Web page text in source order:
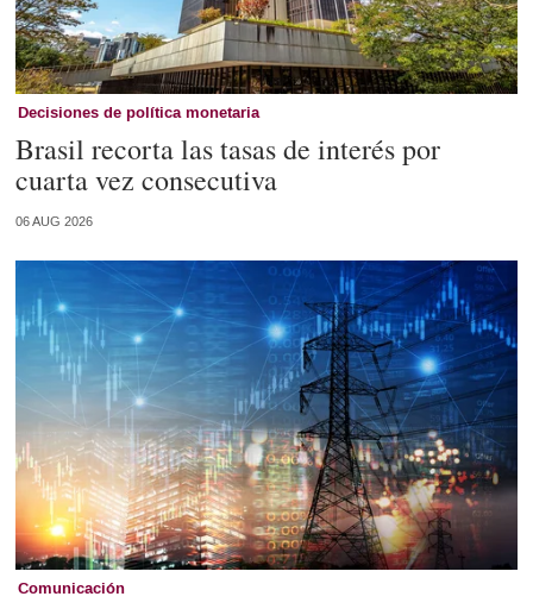
Decisiones de política monetaria
Brasil recorta las tasas de interés por
cuarta vez consecutiva
06 AUG 2026
Comunicación